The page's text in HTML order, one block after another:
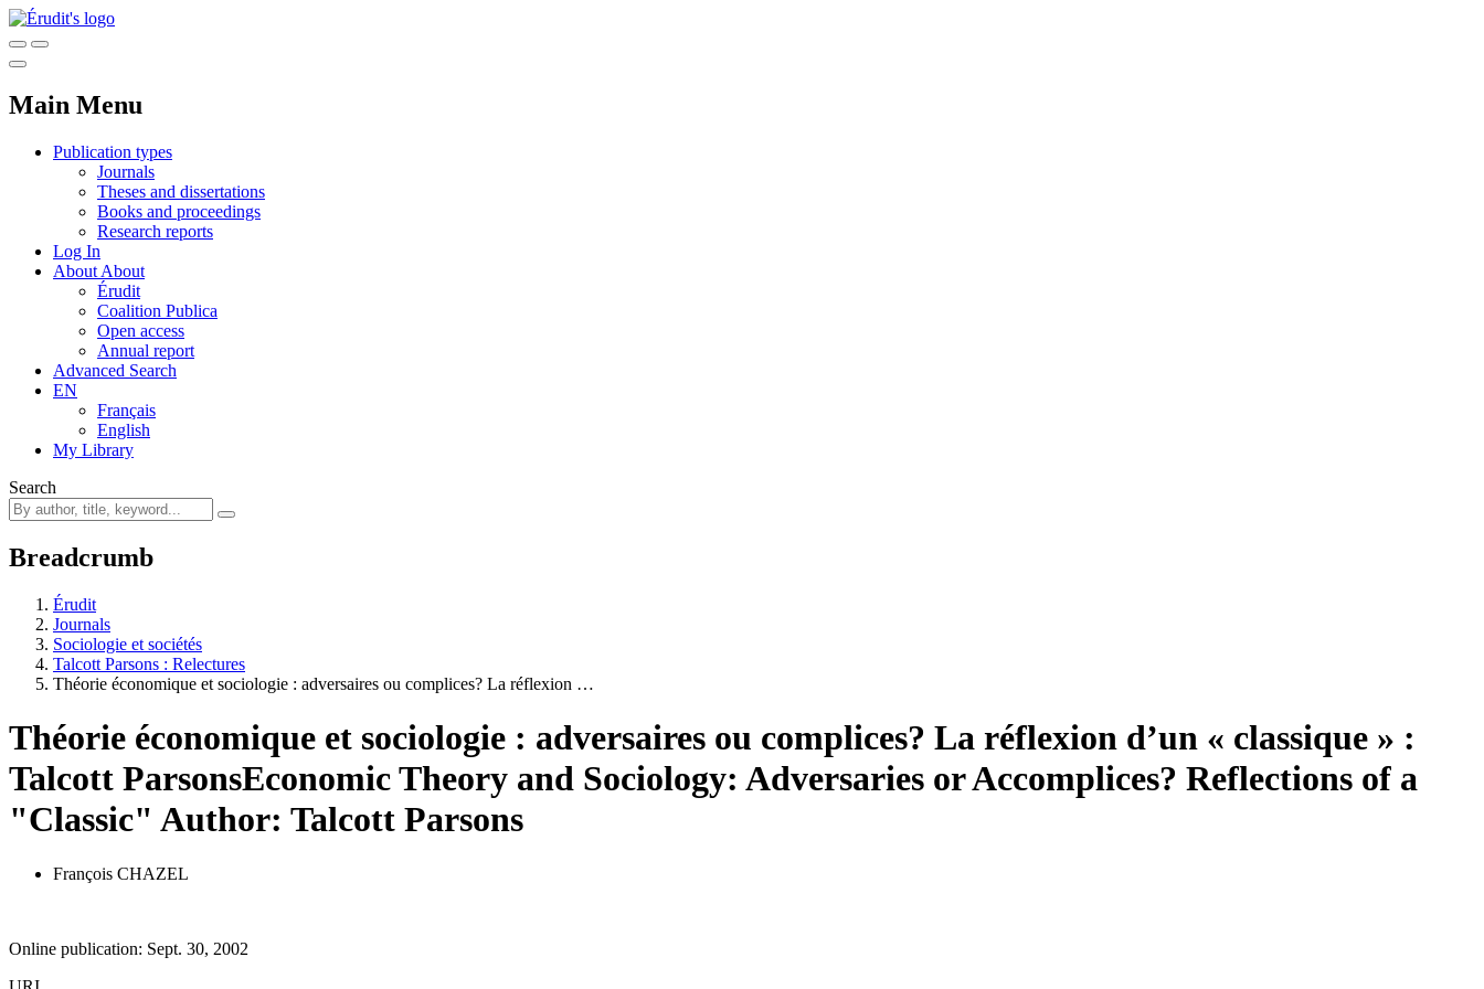
Main Menu
Publication types
Journals
Theses and dissertations
Books and proceedings
Research reports
Log In
About About
Érudit
Coalition Publica
Open access
Annual report
Advanced Search
EN
Français
English
My Library
Search
Breadcrumb
Érudit
Journals
Sociologie et sociétés
Talcott Parsons : Relectures
Théorie économique et sociologie : adversaires ou complices? La réflexion …
Théorie économique et sociologie : adversaires ou complices? La réflexion d’un « classique » :
Talcott ParsonsEconomic Theory and Sociology: Adversaries or Accomplices? Reflections of a
"Classic" Author: Talcott Parsons
François CHAZEL
Online publication: Sept. 30, 2002